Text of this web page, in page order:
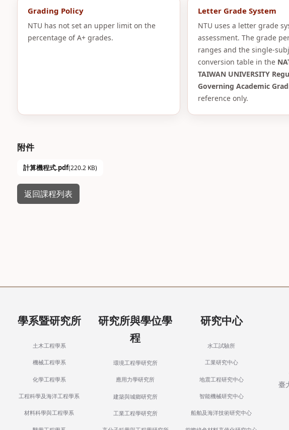
Grading Policy
NTU has not set an upper limit on the
percentage of A+ grades.
Letter Grade System
NTU uses a letter grade
assessment. The grade
ranges and the single-
conversion table in the
TAIWAN UNIVERSITY
Governing Academic
reference only.
附件
計算機程式.pdf(220.2 KB)
返回課程列表
學系暨研究所
土木工程學系
機械工程學系
化學工程學系
工程科學及海洋工程學系
材料科學與工程學系
研究所與學位學
程
環境工程學研究所
應用力學研究所
建築與城鄉研究所
工業工程學研究所
研究中心
水工試驗所
工業研究中心
地震工程研究中心
智能機械研究中心
船舶及海洋技術研究中心
臺